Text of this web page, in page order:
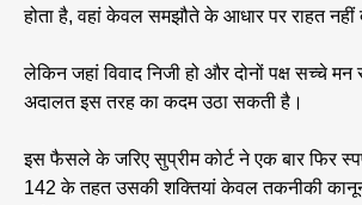
होता है, वहां केवल समझौते के आधार पर राहत नहीं
लेकिन जहां विवाद निजी हो और दोनों पक्ष सच्चे
अदालत इस तरह का कदम उठा सकती है।
इस फैसले के जरिए सुप्रीम कोर्ट ने एक बार फिर
142 के तहत उसकी शक्तियां केवल तकनीकी